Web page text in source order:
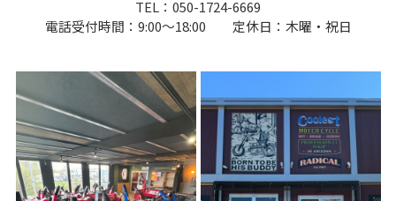
TEL：050-1724-6669
電話受付時間：9:00～18:00 定休日：木曜・祝日